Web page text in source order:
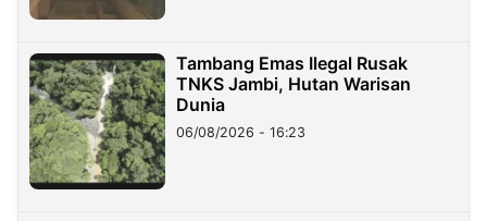
Tambang Emas Ilegal Rusak
TNKS Jambi, Hutan Warisan
Dunia
06/08/2026 - 16:23